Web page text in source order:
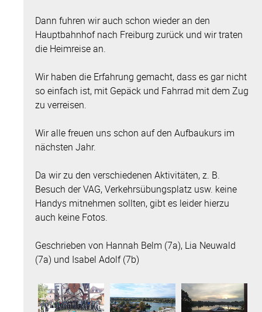
Dann fuhren wir auch schon wieder an den
Hauptbahnhof nach Freiburg zurück und wir traten
die Heimreise an.
Wir haben die Erfahrung gemacht, dass es gar nicht
so einfach ist, mit Gepäck und Fahrrad mit dem Zug
zu verreisen.
Wir alle freuen uns schon auf den Aufbaukurs im
nächsten Jahr.
Da wir zu den verschiedenen Aktivitäten, z. B.
Besuch der VAG, Verkehrsübungsplatz usw. keine
Handys mitnehmen sollten, gibt es leider hierzu
auch keine Fotos.
Geschrieben von Hannah Belm (7a), Lia Neuwald
(7a) und Isabel Adolf (7b)